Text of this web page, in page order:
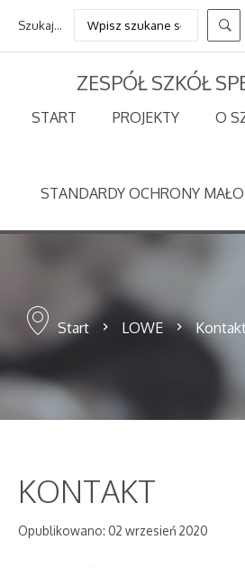
Szukaj...
ZESPÓŁ SZKÓŁ
START PROJEKTY O
STANDARDY OCHRONY
Start LOWE
KONTAKT
Opublikowano: 02 wrzesień 2020